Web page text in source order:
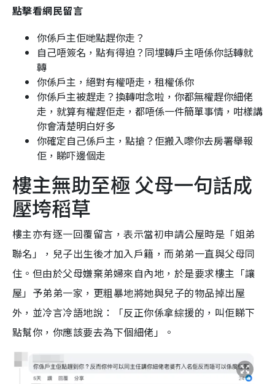
點擊看網民留言
你係戶主佢哋點趕你走？
自己唔簽名，點有得迫？同埋轉戶主唔係你話轉就
轉
你係戶主，絕對有權唔走，租權係你
你係戶主被趕走？換轉咁念啦，你都無權趕你細佬
走，就算有權趕佢走，都唔係一件簡單事情，咁樣講
你會清楚明白好多
你確定自己係戶主，點搶？佢搬入嚟你去房署舉報
佢，睇吓邊個走
樓主無助至極 父母一句話成
壓垮稻草
樓主亦有逐一回覆留言，表示當初申請公屋時是「姐弟
聯名」，兒子出生後才加入戶籍，而弟弟一直與父母同
住。但由於父母嫌棄弟婦來自內地，於是要求樓主「讓
屋」予弟弟一家，更粗暴地將她與兒子的物品掉出屋
外，並冷言冷語地說：「反正你係拿綜援的，叫佢睇下
點幫你，你應該要去為下個細佬」。